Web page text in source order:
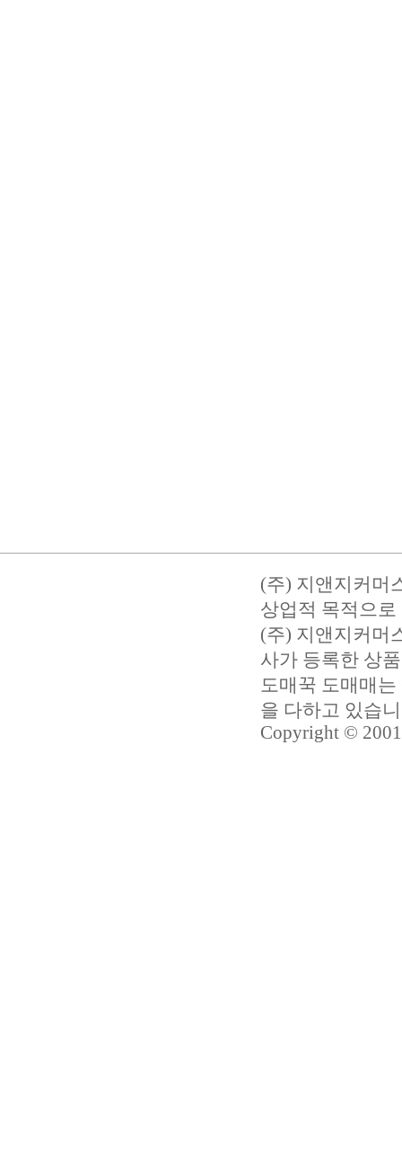
(주) 지앤지커머
상업적 목적으
(주) 지앤지커머
사가 등록한 상
도매꾹 도매매
을 다하고 있습
Copyright ©